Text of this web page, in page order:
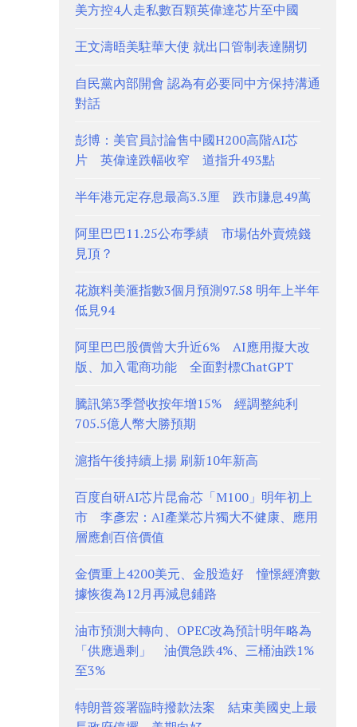
美方控4人走私數百顆英偉達芯片至中國
王文濤晤美駐華大使 就出口管制表達關切
自民黨內部開會 認為有必要同中方保持溝通
對話
彭博：美官員討論售中國H200高階AI芯
片 英偉達跌幅收窄 道指升493點
半年港元定存息最高3.3厘 跌市賺息49萬
阿里巴巴11.25公布季績 市場估外賣燒錢
見頂？
花旗料美滙指數3個月預測97.58 明年上半年
低見94
阿里巴巴股價曾大升近6% AI應用擬大改
版、加入電商功能 全面對標ChatGPT
騰訊第3季營收按年增15% 經調整純利
705.5億人幣大勝預期
滬指午後持續上揚 刷新10年新高
百度自研AI芯片昆侖芯「M100」明年初上
市 李彥宏：AI產業芯片獨大不健康、應用
層應創百倍價值
金價重上4200美元、金股造好 憧憬經濟數
據恢復為12月再減息鋪路
油市預測大轉向、OPEC改為預計明年略為
「供應過剩」 油價急跌4%、三桶油跌1%
至3%
特朗普簽署臨時撥款法案 結束美國史上最